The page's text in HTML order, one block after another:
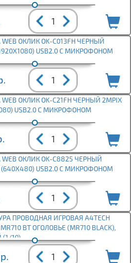
ОКЛИК OK-C013FH ЧЕРНЫЙ
USB2.0 С МИКРОФОНОМ
ОКЛИК OK-C21FH ЧЕРНЫЙ 2MPIX
USB2.0 С МИКРОФОНОМ
ОКЛИК OK-C8825 ЧЕРНЫЙ
(640X480) USB2.0 С МИКРОФОНОМ
ПРОВОДНАЯ ИГРОВАЯ A4TECH
MR710 BT ОГОЛОВЬЕ (MR710 BLACK),
10)
р.